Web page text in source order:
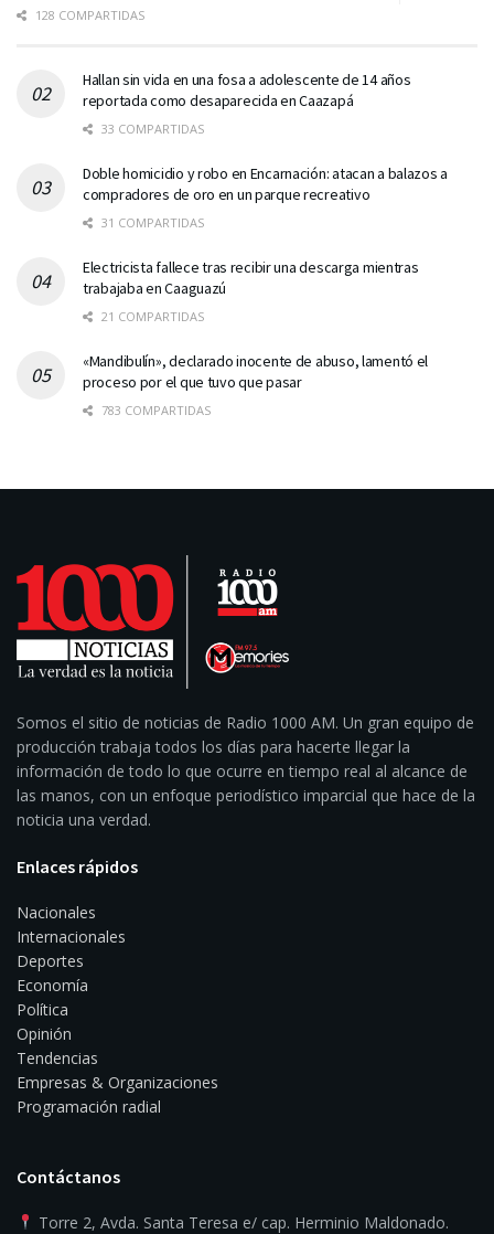
128 COMPARTIDAS
Hallan sin vida en una fosa a adolescente de 14 años
reportada como desaparecida en Caazapá
33 COMPARTIDAS
Doble homicidio y robo en Encarnación: atacan a balazos a
compradores de oro en un parque recreativo
31 COMPARTIDAS
Electricista fallece tras recibir una descarga mientras
trabajaba en Caaguazú
21 COMPARTIDAS
«Mandibulín», declarado inocente de abuso, lamentó el
proceso por el que tuvo que pasar
783 COMPARTIDAS
Somos el sitio de noticias de Radio 1000 AM. Un gran equipo de
producción trabaja todos los días para hacerte llegar la
información de todo lo que ocurre en tiempo real al alcance de
las manos, con un enfoque periodístico imparcial que hace de la
noticia una verdad.
Enlaces rápidos
Nacionales
Internacionales
Deportes
Economía
Política
Opinión
Tendencias
Empresas & Organizaciones
Programación radial
Contáctanos
Torre 2, Avda. Santa Teresa e/ cap. Herminio Maldonado.